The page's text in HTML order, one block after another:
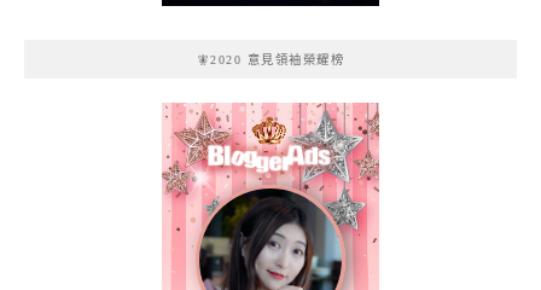
🧚2020 意見領袖榮耀榜